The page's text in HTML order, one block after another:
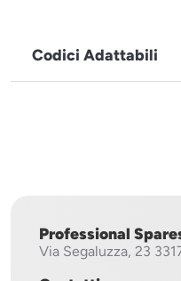
Codici Adattabili
Professional
Via Segaluzza, 23